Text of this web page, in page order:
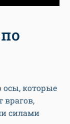
осы, которые
врагов,
силами